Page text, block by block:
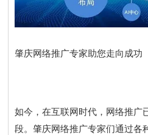
肇庆网络推广专家助您走向成功
如今，在互联网时代，网络推广
段。肇庆网络推广专家们通过各